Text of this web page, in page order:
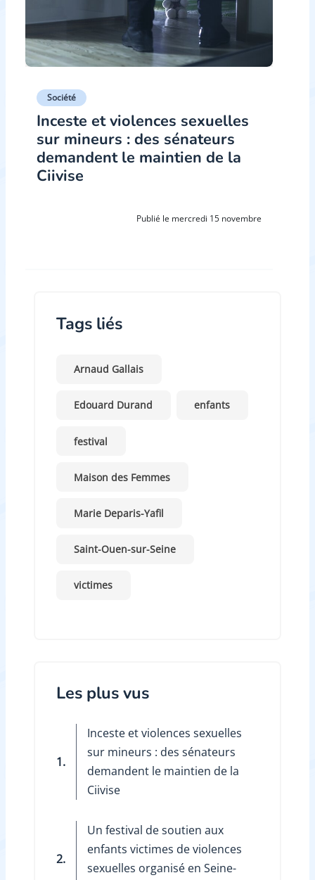
Société
Inceste et violences sexuelles
sur mineurs : des sénateurs
demandent le maintien de la
Ciivise
Publié le mercredi 15 novembre
Tags liés
Arnaud Gallais
Edouard Durand enfants
festival
Maison des Femmes
Marie Deparis-Yafil
Saint-Ouen-sur-Seine
victimes
Les plus vus
1.
Inceste et violences sexuelles
sur mineurs : des sénateurs
demandent le maintien de la
Ciivise
2.
Un festival de soutien aux
enfants victimes de violences
sexuelles organisé en Seine-